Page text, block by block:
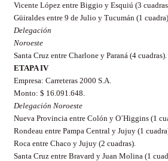
Vicente López entre Biggio y Esquiú (3
Güiraldes entre 9 de Julio y Tucumán (1
Delegación
Noroeste
Santa Cruz entre Charlone y Paraná (4 cuadras).
ETAPA IV
Empresa: Carreteras 2000 S.A.
Monto: $ 16.091.648.
Delegación Noroeste
Nueva Provincia entre Colón y O´Higgins (1
Rondeau entre Pampa Central y Jujuy (1
Roca entre Chaco y Jujuy (2 cuadras).
Santa Cruz entre Bravard y Juan Molina (1